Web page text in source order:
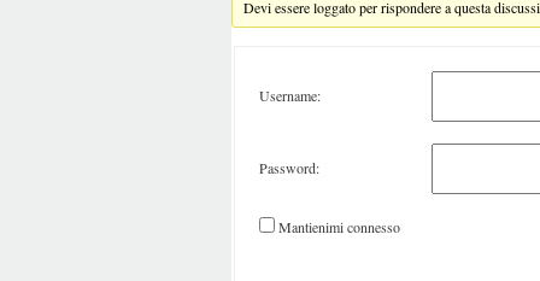
Devi essere loggato per rispondere a questa
Username:
Password:
Mantienimi connesso